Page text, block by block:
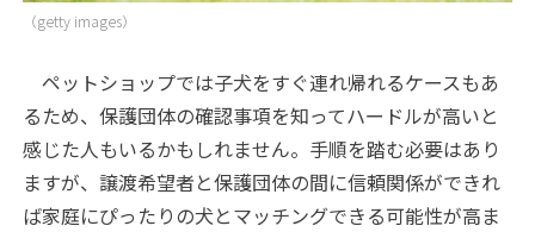
（getty images）
ペットショップでは子犬をすぐ連れ帰れるケースもあ
るため、保護団体の確認事項を知ってハードルが高いと
感じた人もいるかもしれません。手順を踏む必要はあり
ますが、譲渡希望者と保護団体の間に信頼関係ができれ
ば家庭にぴったりの犬とマッチングできる可能性が高ま